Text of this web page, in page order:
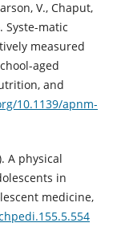
V., Chaput,
Syste-matic
measured
aged
and
10.1139/apnm-
A physical
in
medicine,